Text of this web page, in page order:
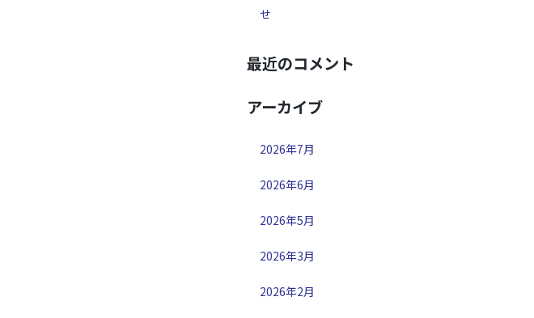
せ
最近のコメント
アーカイブ
2026年7月
2026年6月
2026年5月
2026年3月
2026年2月